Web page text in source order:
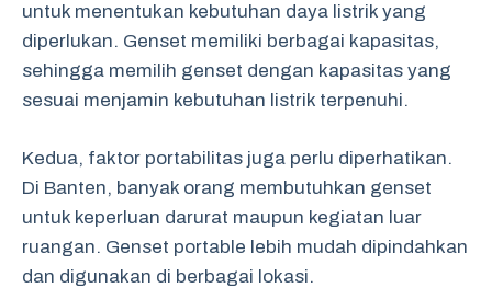
untuk menentukan kebutuhan daya listrik yang
diperlukan. Genset memiliki berbagai kapasitas,
sehingga memilih genset dengan kapasitas yang
sesuai menjamin kebutuhan listrik terpenuhi.
Kedua, faktor portabilitas juga perlu diperhatikan.
Di Banten, banyak orang membutuhkan genset
untuk keperluan darurat maupun kegiatan luar
ruangan. Genset portable lebih mudah dipindahkan
dan digunakan di berbagai lokasi.